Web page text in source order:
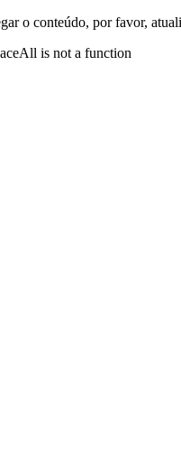
o conteúdo, por favor,
is not a function